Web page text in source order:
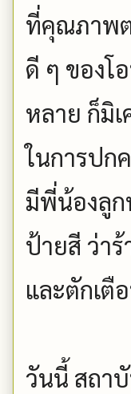
ที่คุณภาพ
ดี ๆ ของโ
หลาย ก็มิ
ในการปก
มีพี่น้องลูก
ป้ายสี ว่า
และตักเตื
วันนี้ สถา